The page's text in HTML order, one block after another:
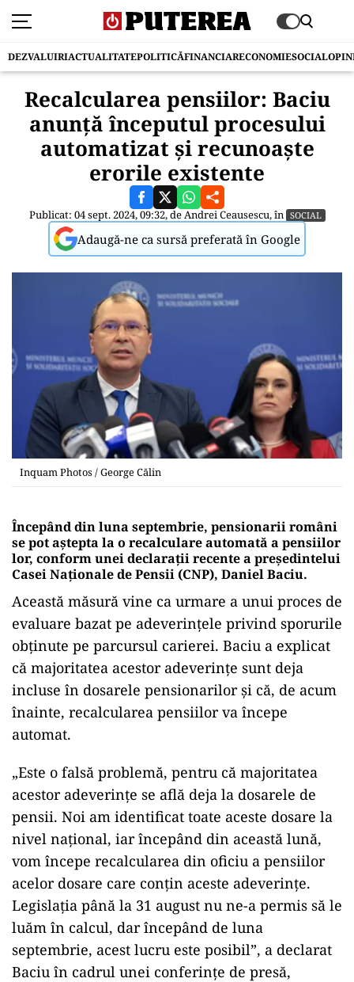
DEZVALUIRIACTUALITATEPOLITICĂFINANCIARECONOMIESOCIAL
Recalcularea pensiilor: Baciu
anunță începutul procesului
automatizat și recunoaște
erorile existente
Publicat: 04 sept. 2024, 09:32, deAndrei Ceausescu, în SOCIAL
Adaugă-ne ca sursă preferată în Google
Inquam Photos / George Călin
Începând din luna septembrie, pensionarii români
se pot aștepta la o recalculare automată a pensiilor
lor, conform unei declarații recente a președintelui
Casei Naționale de Pensii (CNP), Daniel Baciu.
Această măsură vine ca urmare a unui proces de
evaluare bazat pe adeverințele privind sporurile
obținute pe parcursul carierei. Baciu a explicat
că majoritatea acestor adeverințe sunt deja
incluse în dosarele pensionarilor și că, de acum
înainte, recalcularea pensiilor va începe
automat.
„Este o falsă problemă, pentru că majoritatea
acestor adeverințe se află deja la dosarele de
pensii. Noi am identificat toate aceste dosare la
nivel național, iar începând din această lună,
vom începe recalcularea din oficiu a pensiilor
acelor dosare care conțin aceste adeverințe.
Legislația până la 31 august nu ne-a permis să le
luăm în calcul, dar începând de luna
septembrie, acest lucru este posibil”, a declarat
Baciu în cadrul unei conferințe de presă,